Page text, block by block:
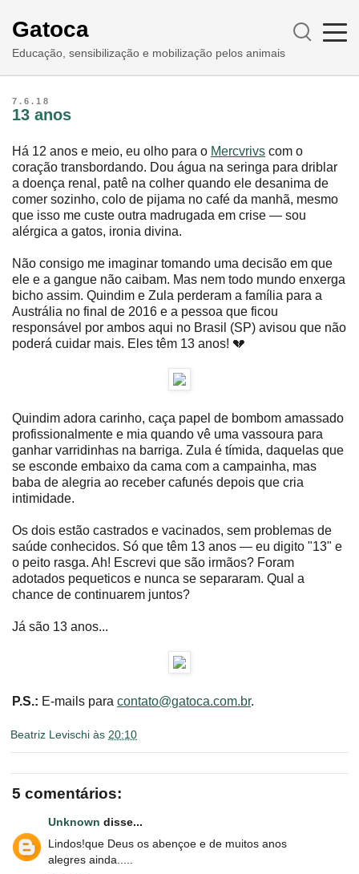
Gatoca
Educação, sensibilização e mobilização pelos animais
7.6.18
13 anos
Há 12 anos e meio, eu olho para o Mercvrivs com o
coração transbordando. Dou água na seringa para driblar
a doença renal, patê na colher quando ele desanima de
comer sozinho, colo de pijama no café da manhã, mesmo
que isso me custe outra madrugada em crise ― sou
alérgica a gatos, ironia divina.
Não consigo me imaginar tomando uma decisão em que
ele e a gangue não caibam. Mas nem todo mundo enxerga
bicho assim. Quindim e Zula perderam a família para a
Austrália no final de 2016 e a pessoa que ficou
responsável por ambos aqui no Brasil (SP) avisou que não
poderá cuidar mais. Eles têm 13 anos! 💔
Quindim adora carinho, caça papel de bombom amassado
profissionalmente e mia quando vê uma vassoura para
ganhar varridinhas na barriga. Zula é tímida, daquelas que
se esconde embaixo da cama com a campainha, mas
baba de alegria ao receber cafunés depois que cria
intimidade.
Os dois estão castrados e vacinados, sem problemas de
saúde conhecidos. Só que têm 13 anos ― eu digito "13" e
o peito rasga. Ah! Escrevi que são irmãos? Foram
adotados pequeticos e nunca se separaram. Qual a
chance de continuarem juntos?
Já são 13 anos...
P.S.: E-mails para contato@gatoca.com.br.
Beatriz Levischi às 20:10
5 comentários:
Unknown disse...
Lindos!que Deus os abençoe e de muitos anos
alegres ainda.....